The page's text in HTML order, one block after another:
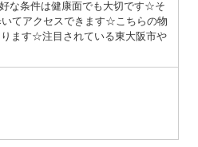
な条件は健康面でも大切です☆そ
てアクセスできます☆こちらの物
ます☆注目されている東大阪市や